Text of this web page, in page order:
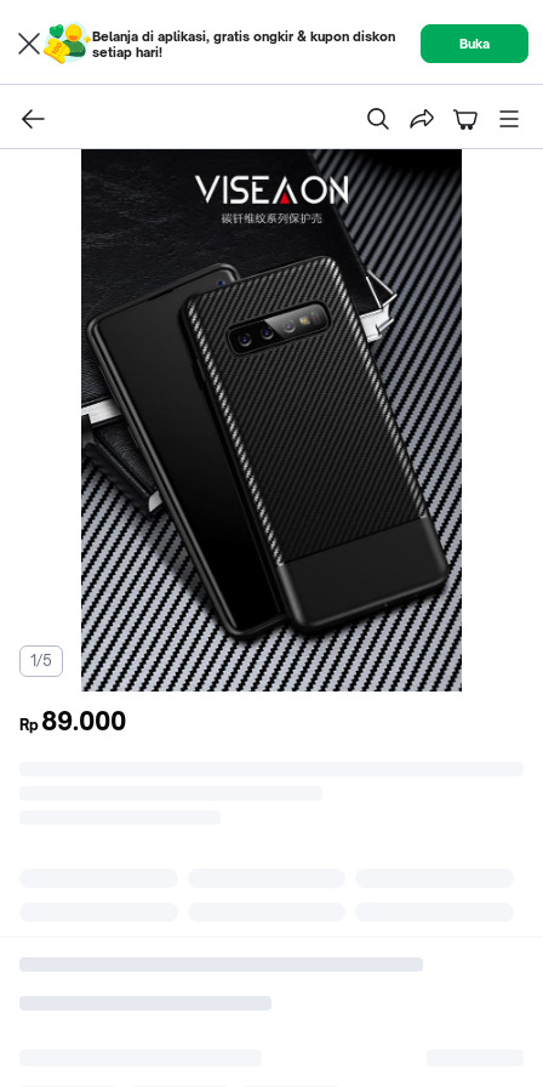
Belanja di aplikasi, gratis ongkir & kupon diskon
setiap hari!
Buka
1/5
Rp 89.000